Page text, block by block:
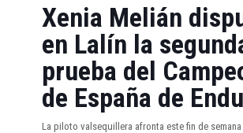
Xenia Melián
en Lalín la
prueba del
de España de
La piloto valsequillera afronta este fin de semana